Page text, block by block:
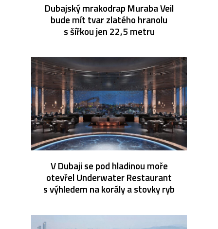
Dubajský mrakodrap Muraba Veil
bude mít tvar zlatého hranolu
s šířkou jen 22,5 metru
V Dubaji se pod hladinou moře
otevřel Underwater Restaurant
s výhledem na korály a stovky ryb